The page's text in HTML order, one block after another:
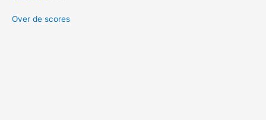
Over de scores